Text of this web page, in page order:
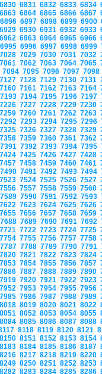
6830 6831 6832 6833 6834
6863 6864 6865 6866 6867
6896 6897 6898 6899 6900
6929 6930 6931 6932 6933
6962 6963 6964 6965 6966
6995 6996 6997 6998 6999
7028 7029 7030 7031 7032
7061 7062 7063 7064 7065
7094 7095 7096 7097
7127 7128 7129 7130 7131
7160 7161 7162 7163 7164
7193 7194 7195 7196 7197
7226 7227 7228 7229 7230
7259 7260 7261 7262 7263
7292 7293 7294 7295 7296
7325 7326 7327 7328 7329
7358 7359 7360 7361 7362
7391 7392 7393 7394 7395
7424 7425 7426 7427 7428
7457 7458 7459 7460 7461
7490 7491 7492 7493 7494
7523 7524 7525 7526 7527
7556 7557 7558 7559 7560
7589 7590 7591 7592 7593
7622 7623 7624 7625 7626
7655 7656 7657 7658 7659
7688 7689 7690 7691 7692
7721 7722 7723 7724 7725
7754 7755 7756 7757 7758
7787 7788 7789 7790 7791
7820 7821 7822 7823 7824
7853 7854 7855 7856 7857
7886 7887 7888 7889 7890
7919 7920 7921 7922 7923
7952 7953 7954 7955 7956
7985 7986 7987 7988 7989
8018 8019 8020 8021 8022
8051 8052 8053 8054 8055
8084 8085 8086 8087 8088
8118 8119 8120 8121
8150 8151 8152 8153 8154
8183 8184 8185 8186 8187
8216 8217 8218 8219 8220
8249 8250 8251 8252 8253
8282 8283 8284 8285 8286